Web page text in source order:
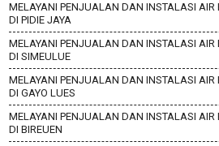
MELAYANI PENJUALAN DAN INSTALASI AIR
DI PIDIE JAYA
MELAYANI PENJUALAN DAN INSTALASI AIR
DI SIMEULUE
MELAYANI PENJUALAN DAN INSTALASI AIR
DI GAYO LUES
MELAYANI PENJUALAN DAN INSTALASI AIR
DI BIREUEN